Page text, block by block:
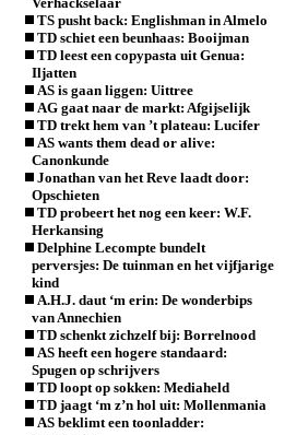
TS pusht back: Englishman in Almelo
TD schiet een beunhaas: Booijman
TD leest een copypasta uit Genua:
Iljatten
AS is gaan liggen: Uittree
AG gaat naar de markt: Afgijselijk
TD trekt hem van ’t plateau: Lucifer
AS wants them dead or alive:
Canonkunde
Jonathan van het Reve laadt door:
Opschieten
TD probeert het nog een keer: W.F.
Herkansing
Delphine Lecompte bundelt
perversjes: De tuinman en het vijfjarige
kind
A.H.J. daut ‘m erin: De wonderbips
van Annechien
TD schenkt zichzelf bij: Borrelnood
AS heeft een hogere standaard:
Spugen op schrijvers
TD loopt op sokken: Mediaheld
TD jaagt ‘m z’n hol uit: Mollenmania
AS beklimt een toonladder: